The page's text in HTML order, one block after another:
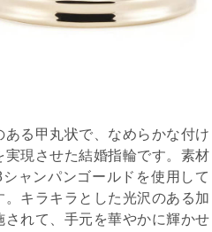
ある甲丸状で、なめらかな付け
実現させた結婚指輪です。素材
シャンパンゴールドを使用して
。キラキラとした光沢のある加
されて、手元を華やかに輝かせ